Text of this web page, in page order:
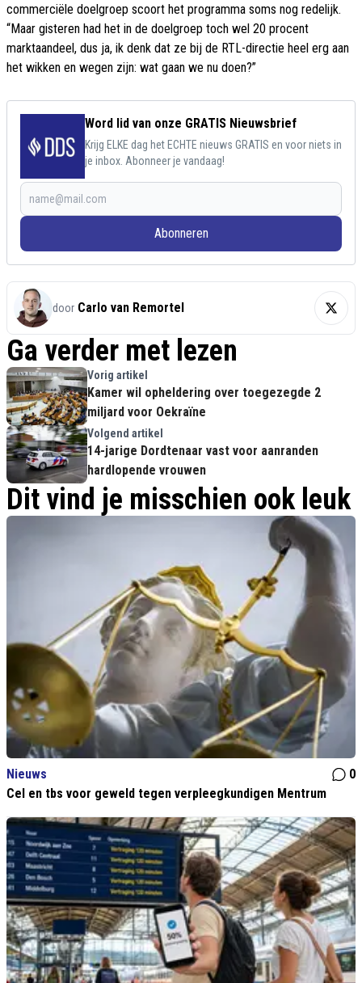
commerciële doelgroep scoort het programma soms nog redelijk.
“Maar gisteren had het in de doelgroep toch wel 20 procent
marktaandeel, dus ja, ik denk dat ze bij de RTL-directie heel erg aan
het wikken en wegen zijn: wat gaan we nu doen?”
Word lid van onze GRATIS Nieuwsbrief
Krijg ELKE dag het ECHTE nieuws GRATIS en voor niets in
je inbox. Abonneer je vandaag!
Abonneren
door Carlo van Remortel
Ga verder met lezen
Vorig artikel
Kamer wil opheldering over toegezegde 2
miljard voor Oekraïne
Volgend artikel
14-jarige Dordtenaar vast voor aanranden
hardlopende vrouwen
Dit vind je misschien ook leuk
Nieuws
0
Cel en tbs voor geweld tegen verpleegkundigen Mentrum